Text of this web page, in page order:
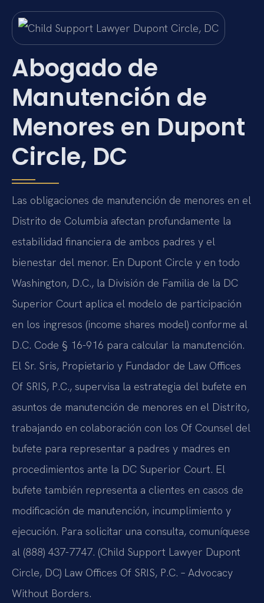
Abogado de
Manutención de
Menores en Dupont
Circle, DC
Las obligaciones de manutención de menores en el
Distrito de Columbia afectan profundamente la
estabilidad financiera de ambos padres y el
bienestar del menor. En Dupont Circle y en todo
Washington, D.C., la División de Familia de la DC
Superior Court aplica el modelo de participación
en los ingresos (income shares model) conforme al
D.C. Code § 16-916 para calcular la manutención.
El Sr. Sris, Propietario y Fundador de Law Offices
Of SRIS, P.C., supervisa la estrategia del bufete en
asuntos de manutención de menores en el Distrito,
trabajando en colaboración con los Of Counsel del
bufete para representar a padres y madres en
procedimientos ante la DC Superior Court. El
bufete también representa a clientes en casos de
modificación de manutención, incumplimiento y
ejecución. Para solicitar una consulta, comuníquese
al (888) 437-7747. (Child Support Lawyer Dupont
Circle, DC) Law Offices Of SRIS, P.C. – Advocacy
Without Borders.